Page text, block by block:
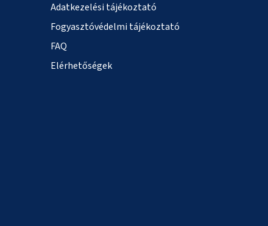
Adatkezelési tájékoztató
Fogyasztóvédelmi tájékoztató
FAQ
Elérhetőségek